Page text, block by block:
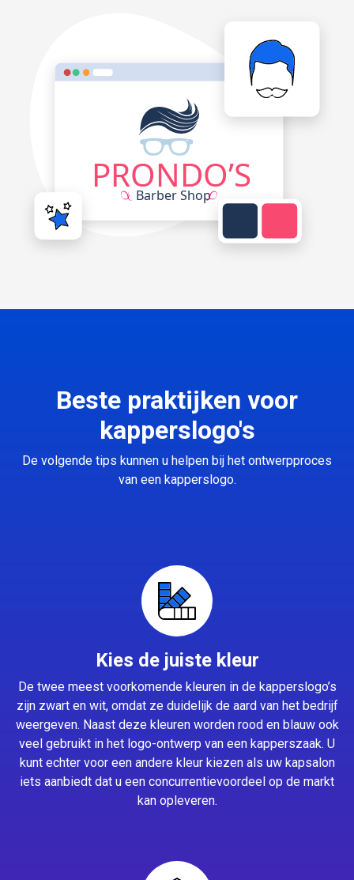
Beste praktijken voor
kapperslogo's
De volgende tips kunnen u helpen bij het ontwerpproces
van een kapperslogo.
Kies de juiste kleur
De twee meest voorkomende kleuren in de kapperslogo’s
zijn zwart en wit, omdat ze duidelijk de aard van het bedrijf
weergeven. Naast deze kleuren worden rood en blauw ook
veel gebruikt in het logo-ontwerp van een kapperszaak. U
kunt echter voor een andere kleur kiezen als uw kapsalon
iets aanbiedt dat u een concurrentievoordeel op de markt
kan opleveren.